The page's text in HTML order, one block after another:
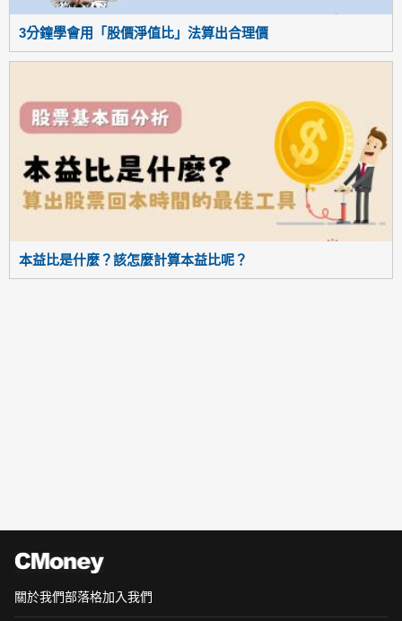
3分鐘學會用「股價淨值比」法算出合理價
本益比是什麼？該怎麼計算本益比呢？
關於我們部落格加入我們